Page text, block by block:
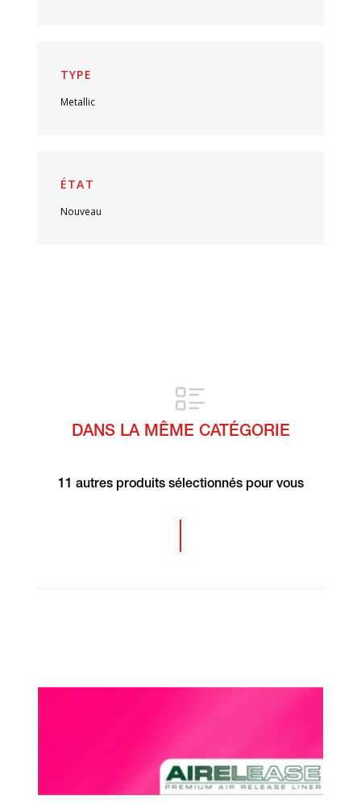
TYPE
Metallic
ÉTAT
Nouveau
DANS LA MÊME CATÉGORIE
11 autres produits sélectionnés pour vous